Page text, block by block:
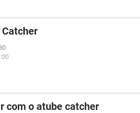
com o atube catcher